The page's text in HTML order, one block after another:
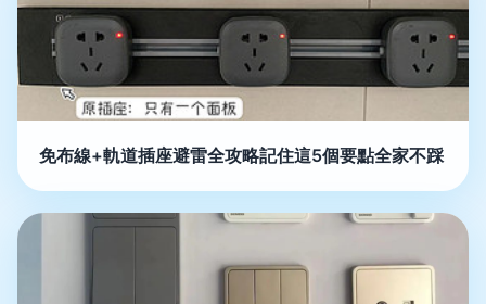
免布線+軌道插座避雷全攻略記住這5個要點全家不踩